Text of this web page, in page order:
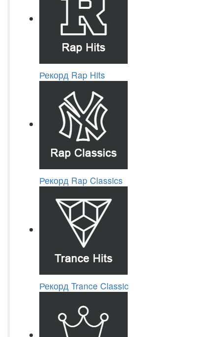
Рекорд Rap Hits
Рекорд Rap Classics
Рекорд Trance Classic